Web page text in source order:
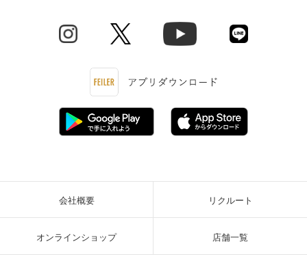
会社概要 リクルート
オンラインショップ 店舗一覧